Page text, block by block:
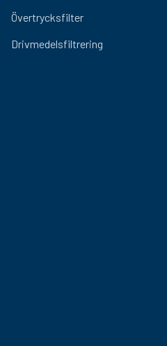
Övertrycksfilter
Drivmedelsfiltrering